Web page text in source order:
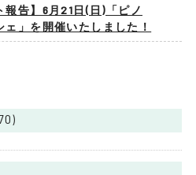
報告】6月21日(日)「ピノ
ェ」を開催いたしました！